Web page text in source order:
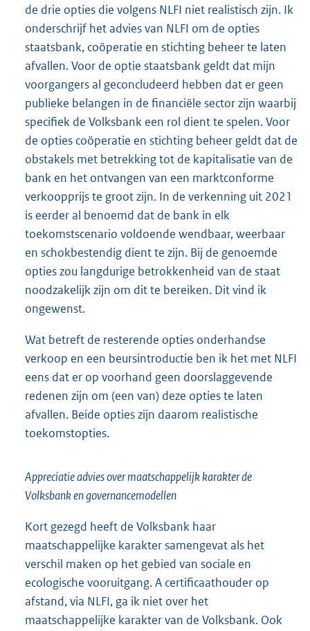
de drie opties die volgens NLFI niet realistisch zijn. Ik
onderschrijf het advies van NLFI om de opties
staatsbank, coöperatie en stichting beheer te laten
afvallen. Voor de optie staatsbank geldt dat mijn
voorgangers al geconcludeerd hebben dat er geen
publieke belangen in de financiële sector zijn waarbij
specifiek de Volksbank een rol dient te spelen. Voor
de opties coöperatie en stichting beheer geldt dat de
obstakels met betrekking tot de kapitalisatie van de
bank en het ontvangen van een marktconforme
verkoopprijs te groot zijn. In de verkenning uit 2021
is eerder al benoemd dat de bank in elk
toekomstscenario voldoende wendbaar, weerbaar
en schokbestendig dient te zijn. Bij de genoemde
opties zou langdurige betrokkenheid van de staat
noodzakelijk zijn om dit te bereiken. Dit vind ik
ongewenst.
Wat betreft de resterende opties onderhandse
verkoop en een beursintroductie ben ik het met NLFI
eens dat er op voorhand geen doorslaggevende
redenen zijn om (een van) deze opties te laten
afvallen. Beide opties zijn daarom realistische
toekomstopties.
Appreciatie advies over maatschappelijk karakter de
Volksbank en governancemodellen
Kort gezegd heeft de Volksbank haar
maatschappelijke karakter samengevat als het
verschil maken op het gebied van sociale en
ecologische vooruitgang. A certificaathouder op
afstand, via NLFI, ga ik niet over het
maatschappelijke karakter van de Volksbank. Ook